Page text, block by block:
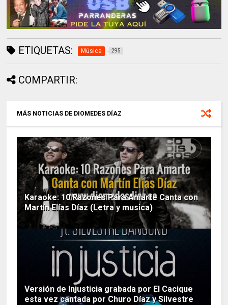
ETIQUETAS: Música 295
COMPARTIR:
MÁS NOTICIAS DE DIOMEDES DÍAZ
Karaoke: 10 Razones Para Amarte Canta con
Martín Elías Díaz (Letra y musica)
Versión de Injusticia grabada por El Cacique
esta vez cantada por Churo Díaz y Silvestre